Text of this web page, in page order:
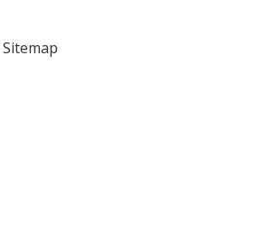
Sitemap